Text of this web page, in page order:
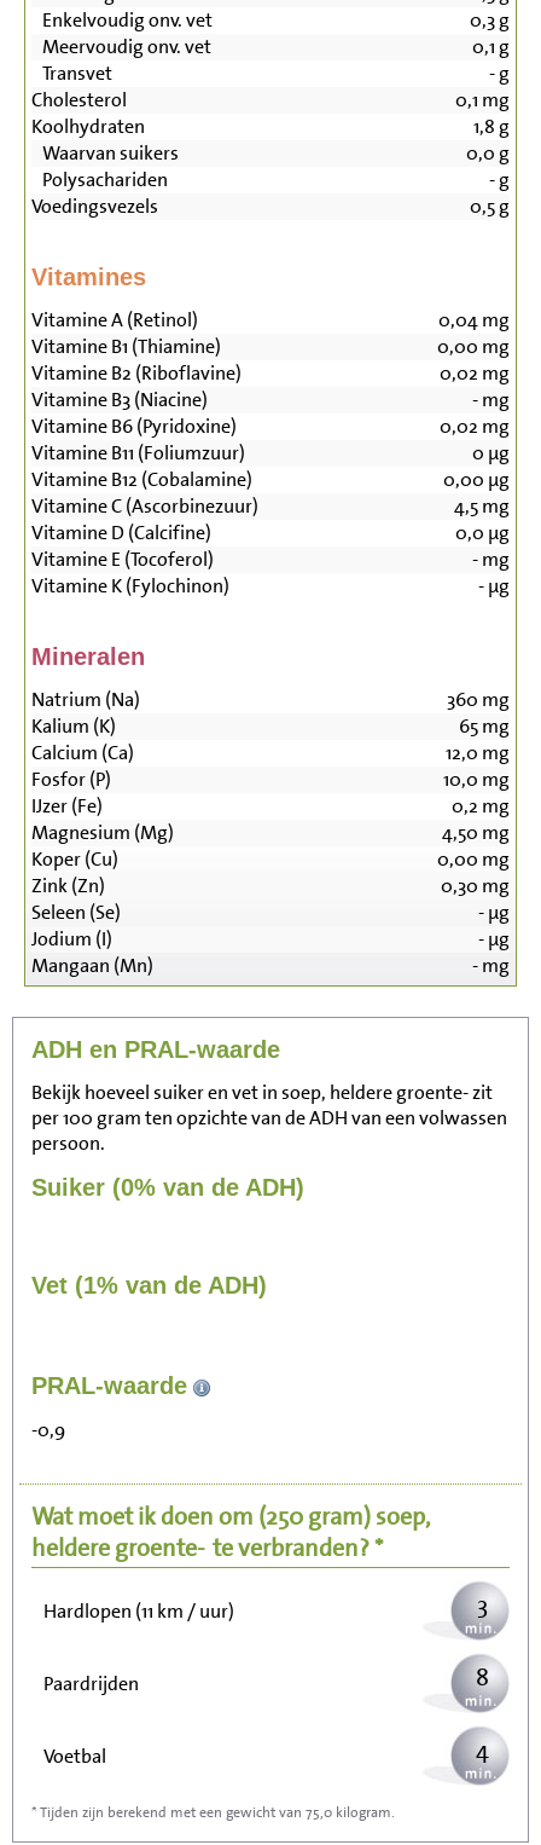
Enkelvoudig onv. vet
0,3g
Meervoudig onv. vet
0,1 g
Transvet
-g
Cholesterol
0,1 mg
Koolhydraten
1,8 g
Waarvan suikers
0,0 g
Polysachariden
-g
Voedingsvezels
0,5g
Vitamines
Vitamine A (Retinol) 0,04mg
Vitamine B1 (Thiamine)
0,00 mg
Vitamine B2 (Riboflavine)
0,02 mg
Vitamine B3 (Niacine)
-mg
Vitamine B6 (Pyridoxine)
0,02 mg
Vitamine B11 (Foliumzuur)
0 µg
Vitamine B12 (Cobalamine)
0,00 µg
Vitamine C (Ascorbinezuur)
4,5mg
Vitamine D (Calcifine)
0,0 µg
Vitamine E (Tocoferol)
-mg
Vitamine K (Fylochinon)
-µg
Mineralen
Natrium (Na) 360 mg
Kalium (K)
65mg
Calcium (Ca)
12,0 mg
Fosfor (P)
10,0 mg
IJzer (Fe)
0,2 mg
Magnesium (Mg)
4,50 mg
Koper (Cu)
0,00 mg
Zink (Zn)
0,30 mg
Seleen (Se)
-µg
Jodium (I)
-µg
Mangaan (Mn)
-mg
ADH en PRAL-waarde
Bekijk hoeveel suiker en vet in soep, heldere groente- zit
per 100 gram ten opzichte van de ADH van een volwassen
persoon.
Suiker (0% van de ADH)
Vet (1% van de ADH)
PRAL-waarde
-0,9
Wat moet ik doen om (250 gram)soep,
heldere groente- te verbranden? *
Zitten, tv kijken
Wandelen (5 km/uur)
Hardlopen (11 km / uur) 3
Paardrijden 8
Voetbal 4
Stofzuigen
* Tijden zijn berekend met een gewicht van 75,0 kilogram.